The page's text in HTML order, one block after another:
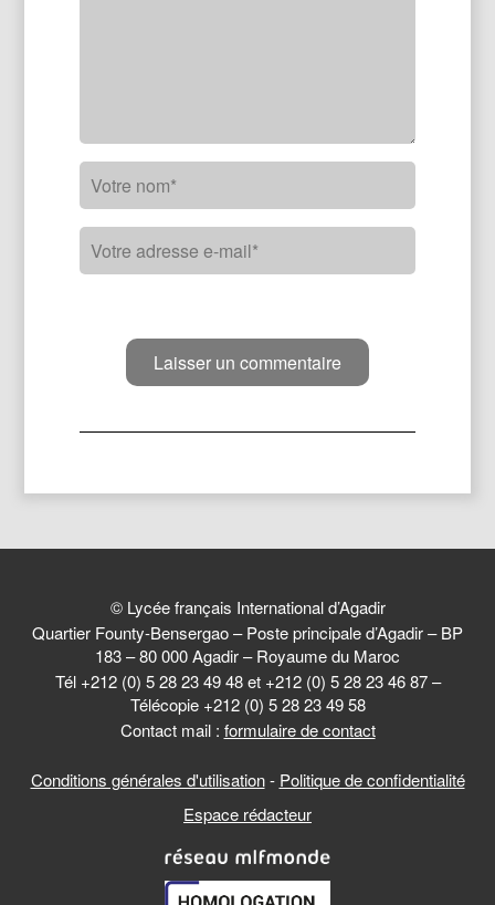
© Lycée français International d’Agadir
Quartier Founty-Bensergao – Poste principale d’Agadir – BP
183 – 80 000 Agadir – Royaume du Maroc
Tél +212 (0) 5 28 23 49 48 et +212 (0) 5 28 23 46 87 –
Télécopie +212 (0) 5 28 23 49 58
Contact mail : formulaire de contact
Conditions générales d'utilisation- Politique de confidentialité
Espace rédacteur